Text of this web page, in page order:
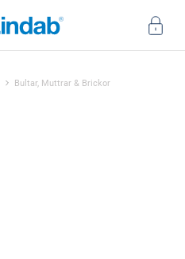
Bultar, Muttrar & Brickor